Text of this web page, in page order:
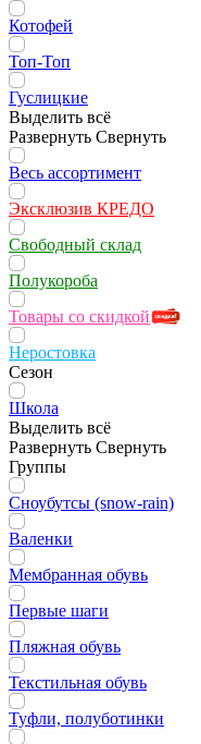
Котофей
Топ-Топ
Гуслицкие
Выделить всё
Развернуть Свернуть
Весь ассортимент
Эксклюзив КРЕДО
Свободный склад
Полукороба
Товары со скидкой
Неростовка
Сезон
Школа
Выделить всё
Развернуть Свернуть
Группы
Сноубутсы (snow-rain)
Валенки
Мембранная обувь
Первые шаги
Пляжная обувь
Текстильная обувь
Туфли, полуботинки